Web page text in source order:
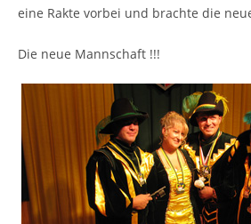
eine Rakte vorbei und brachte die
Die neue Mannschaft !!!